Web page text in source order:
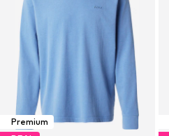
Premium